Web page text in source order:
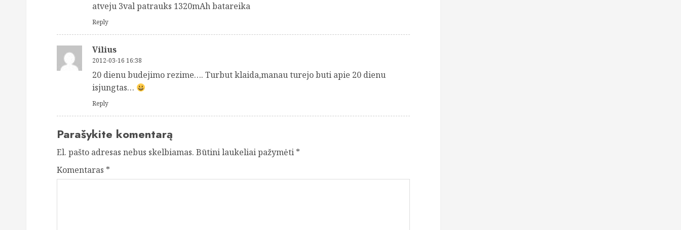
atveju 3val patrauks 1320mAh batareika
Reply
Vilius
2012-03-16 16:38
20 dienu budejimo rezime…. Turbut klaida,manau turejo buti apie 20 dienu
isjungtas…
Reply
Parašykite komentarą
El. pašto adresas nebus skelbiamas. Būtini laukeliai pažymėti *
Komentaras *